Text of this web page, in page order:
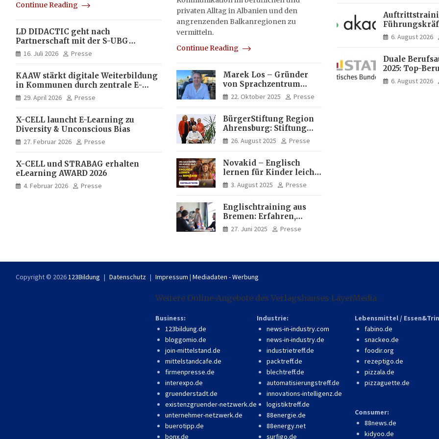
Continue Reading
LD DIDACTIC geht nach
Partnerschaft mit der S-UBG
vollständig in Unternehmerhand
16. Juli 2026 Presse
KAAW stärkt digitale Weiterbildung
in Kommunen durch zentrale E-
Learning Plattform von X-CELL
29. April 2026 Presse
X-CELL launcht E-Learning zu
Diversity & Unconscious Bias
27. Februar 2026 Presse
X-CELL und STRABAG erhalten
eLearning AWARD 2026
4. Februar 2026 Presse
privaten Alltag in Albanien und den
angrenzenden Balkanregionen zu
vermitteln.
Continue Reading
Marek Los – Gründer
von Sprachzentrum
Moose, Moose Casa
Italia und Apartamento
Experte für Bildung und
Investitionen in
Brasilien
22. Oktober 2025 Presse
BürgerStiftung Region
Ahrensburg: Stiftung
Dietrich+Gudrun Maaß
fördert
Frauen
26. August 2025 Presse
Novakid – Englisch
lernen für Kinder leicht
gemacht
3. August 2025 Presse
Englischtraining aus
Bremen: Erfahren,
professionell, online
zugänglich
27. Juni 2025 Presse
Akademie
6. August 2026
Duale
2025: Top-
Männern
6. August 2026
Copyright © 2026123Bildung Datenschutz Impressum | Mediadaten - Werbung
Weitere Online-Angebote des Verlagshauses LayerMedia:
Business:
123bildung.de
bloggomio.de
join-mittelstand.de
mittelstandcafe.de
firmenpresse.de
interexpo.de
gruenderstadt.de
existenzgruender-netzwerk.de
unternehmer-netzwerk.de
buerotipp.de
bonx.de
Industrie:
news-in-industry.com
news-in-industry.de
industrietreff.de
packtreff.de
blechtreff.de
automatisierungstreff.de
innovations-intelligenz.de
logistiktreff.de
88energie.de
88energy.net
surfigo.de
Lebensmittel /
fabino.de
snackeo.de
foodir.org
rezeptigo.de
pizzala.de
pizzaguette.de
Consumer:
88news.de
kidyoo.de